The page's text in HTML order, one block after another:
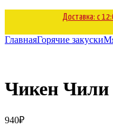
Доставка: с
ГлавнаяГорячие закуски
Чикен Чили
940₽